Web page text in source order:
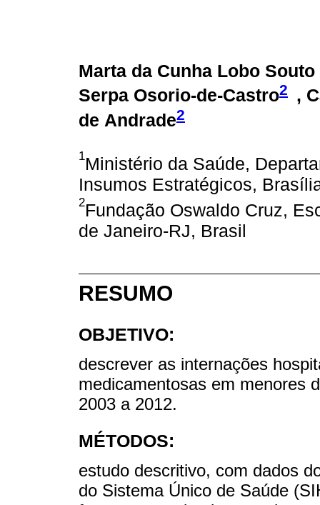
Marta da Cunha Lobo
Serpa Osorio-de-Castro2
,
de Andrade2
1Ministério da Saúde,
Insumos Estratégicos,
2Fundação Oswaldo Cruz,
de Janeiro-RJ, Brasil
RESUMO
OBJETIVO:
descrever as internações
medicamentosas em menores
2003 a 2012.
MÉTODOS:
estudo descritivo, com dados
do Sistema Único de Saúde